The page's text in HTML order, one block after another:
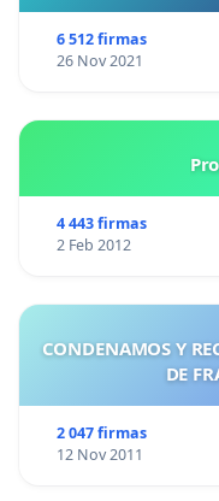
6 512 firmas
26 Nov 2021
4 443 firmas
2 Feb 2012
CONDENAMOS Y
DE
2 047 firmas
12 Nov 2011